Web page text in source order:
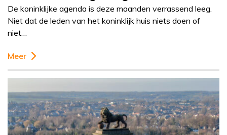
De koninklijke agenda is deze maanden verrassend leeg.
Niet dat de leden van het koninklijk huis niets doen of
niet…
Meer